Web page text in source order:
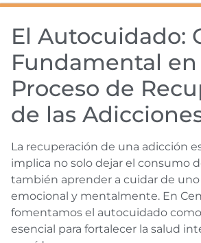
El Autocuidado:
Fundamental en
Proceso de
de las
La recuperación de una adicción
implica no solo dejar el consumo
también aprender a cuidar de uno
emocional y mentalmente. En
fomentamos el autocuidado
esencial para fortalecer la salud